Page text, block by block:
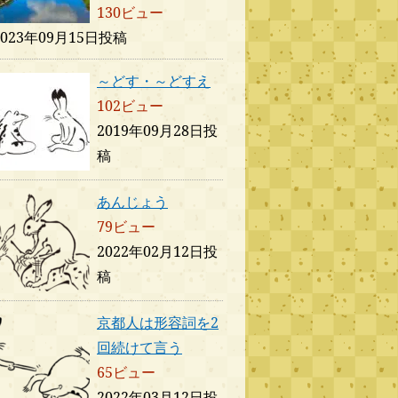
130ビュー
年09月15日投稿
～どす・～どすえ
102ビュー
2019年09月28日投
稿
あんじょう
79ビュー
2022年02月12日投
稿
京都人は形容詞を2
回続けて言う
65ビュー